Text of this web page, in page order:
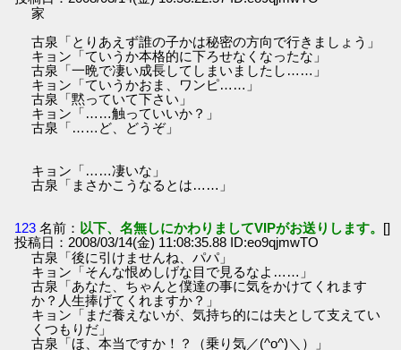
家
古泉「とりあえず誰の子かは秘密の方向で行きましょう」
キョン「ていうか本格的に下ろせなくなったな」
古泉「一晩で凄い成長してしまいましたし……」
キョン「ていうかおま、ワンピ……」
古泉「黙っていて下さい」
キョン「……触っていいか？」
古泉「……ど、どうぞ」
キョン「……凄いな」
古泉「まさかこうなるとは……」
123 名前： 以下、名無しにかわりましてVIPがお送りします。 []
投稿日：2008/03/14(金) 11:08:35.88 ID:eo9qjmwTO
古泉「後に引けませんね、パパ」
キョン「そんな恨めしげな目で見るなよ……」
古泉「あなた、ちゃんと僕達の事に気をかけてくれます
か？人生捧げてくれますか？」
キョン「まだ養えないが、気持ち的には夫として支えてい
くつもりだ」
古泉「ほ、本当ですか！？（乗り気／(^o^)＼）」